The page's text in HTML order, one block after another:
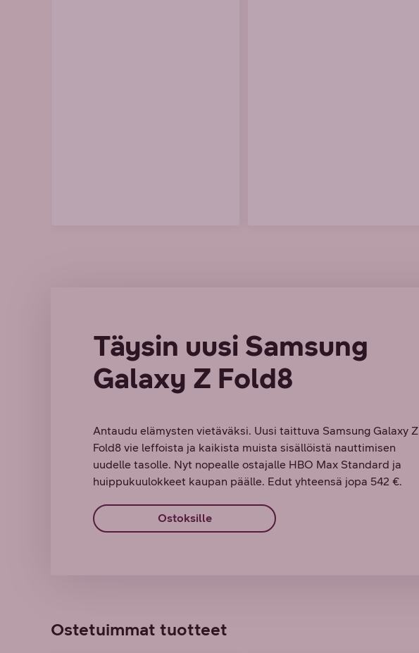
Täysin uusi Samsung
Galaxy Z Fold8
Antaudu elämysten vietäväksi. Uusi taittuva Samsung Galaxy Z
Fold8 vie leffoista ja kaikista muista sisällöistä nauttimisen
uudelle tasolle. Nyt nopealle ostajalle HBO Max Standard ja
huippukuulokkeet kaupan päälle. Edut yhteensä jopa 542 €.
Ostoksille
Ostetuimmat tuotteet